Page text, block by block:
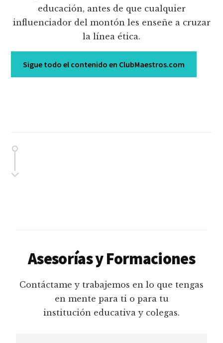
educación, antes de que cualquier
influenciador del montón les enseñe a cruzar
la línea ética.
Sigue todo el contenido en ClubMaestros.com
Asesorías y Formaciones
Contáctame y trabajemos en lo que tengas
en mente para ti o para tu
institución educativa y colegas.